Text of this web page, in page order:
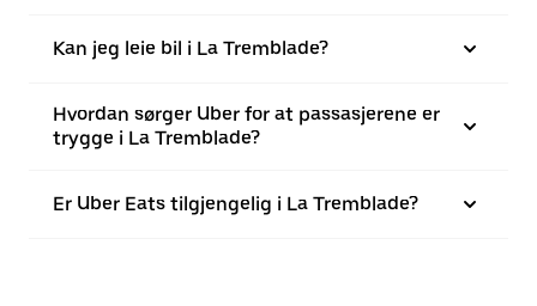
Kan jeg leie bil i La Tremblade?
Hvordan sørger Uber for at passasjerene er
trygge i La Tremblade?
Er Uber Eats tilgjengelig i La Tremblade?